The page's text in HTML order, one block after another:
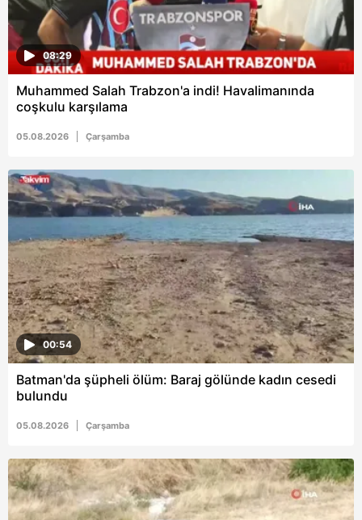
08:29
Muhammed Salah Trabzon'a indi! Havalimanında
coşkulu karşılama
05.08.2026 Çarşamba
00:54
Batman'da şüpheli ölüm: Baraj gölünde kadın cesedi
bulundu
05.08.2026 Çarşamba